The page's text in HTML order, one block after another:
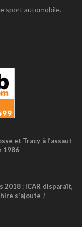
sport automobile.
et Tracy à l’assaut
1986
2018 : ICAR disparaît,
s'ajoute !